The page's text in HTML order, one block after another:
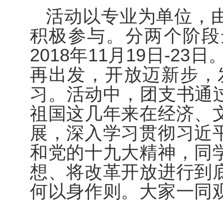
活动以专业为单位，
积极参与。分两个阶
2018年11月19日 -23日
再出发，开放迈新步
习。活动中，团支书通
祖国这几年来在经济、
展，深入学习贯彻习近
和党的十九大精神，同
想、将改革开放进行到
何以身作则。大家一同